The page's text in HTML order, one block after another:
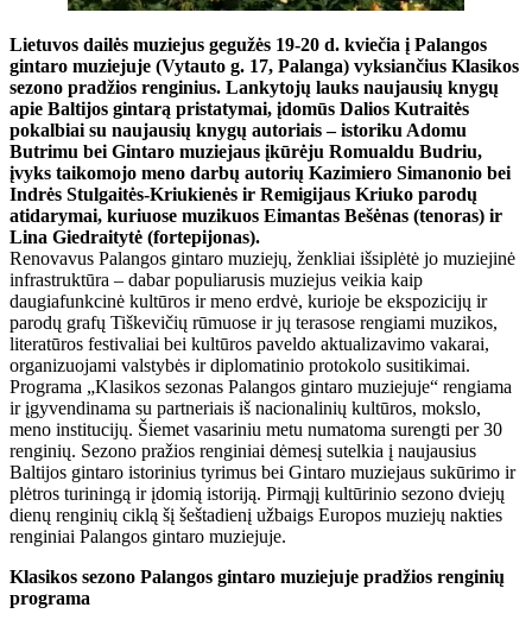
Lietuvos dailės muziejus gegužės 19-20 d. kviečia į Palangos
gintaro muziejuje (Vytauto g. 17, Palanga) vyksiančius Klasikos
sezono pradžios renginius. Lankytojų lauks naujausių knygų
apie Baltijos gintarą pristatymai, įdomūs Dalios Kutraitės
pokalbiai su naujausių knygų autoriais – istoriku Adomu
Butrimu bei Gintaro muziejaus įkūrėju Romualdu Budriu,
įvyks taikomojo meno darbų autorių Kazimiero Simanonio bei
Indrės Stulgaitės-Kriukienės ir Remigijaus Kriuko parodų
atidarymai, kuriuose muzikuos Eimantas Bešėnas (tenoras) ir
Lina Giedraitytė (fortepijonas).
Renovavus Palangos gintaro muziejų, ženkliai išsiplėtė jo muziejinė
infrastruktūra – dabar populiarusis muziejus veikia kaip
daugiafunkcinė kultūros ir meno erdvė, kurioje be ekspozicijų ir
parodų grafų Tiškevičių rūmuose ir jų terasose rengiami muzikos,
literatūros festivaliai bei kultūros paveldo aktualizavimo vakarai,
organizuojami valstybės ir diplomatinio protokolo susitikimai.
Programa „Klasikos sezonas Palangos gintaro muziejuje“ rengiama
ir įgyvendinama su partneriais iš nacionalinių kultūros, mokslo,
meno institucijų. Šiemet vasariniu metu numatoma surengti per 30
renginių. Sezono pražios renginiai dėmesį sutelkia į naujausius
Baltijos gintaro istorinius tyrimus bei Gintaro muziejaus sukūrimo ir
plėtros turiningą ir įdomią istoriją. Pirmąjį kultūrinio sezono dviejų
dienų renginių ciklą šį šeštadienį užbaigs Europos muziejų nakties
renginiai Palangos gintaro muziejuje.
Klasikos sezono Palangos gintaro muziejuje pradžios renginių
programa